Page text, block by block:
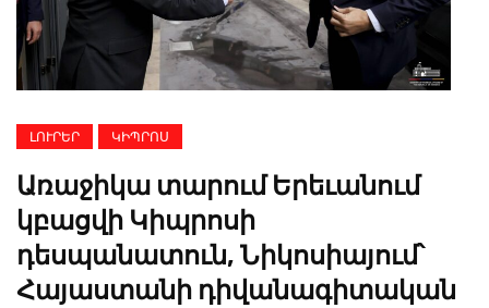
ԼՈՒՐԵՐ ԿԻՊՐՈՍ
Առաջիկա տարում Երեւանում
կբացվի Կիպրոսի
դեսպանատուն, Նիկոսիայում՝
Հայաստանի դիվանագիտական